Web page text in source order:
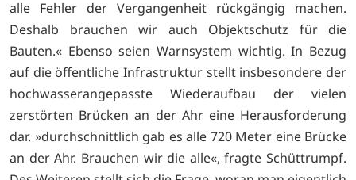
alle Fehler der Vergangenheit rückgängig machen.
Deshalb brauchen wir auch Objektschutz für die
Bauten.« Ebenso seien Warnsystem wichtig. In Bezug
auf die öffentliche Infrastruktur stellt insbesondere der
hochwasserangepasste Wiederaufbau der vielen
zerstörten Brücken an der Ahr eine Herausforderung
dar. »durchschnittlich gab es alle 720 Meter eine Brücke
an der Ahr. Brauchen wir die alle«, fragte Schüttrumpf.